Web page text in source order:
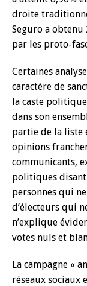
droite
Seguro a obtenu
par les proto-
Certaines
caractère de
la caste
dans son
partie de la liste
opinions
communicants,
politiques
personnes qui
d’électeurs qui
n’explique
votes nuls et
La campagne «
réseaux sociaux